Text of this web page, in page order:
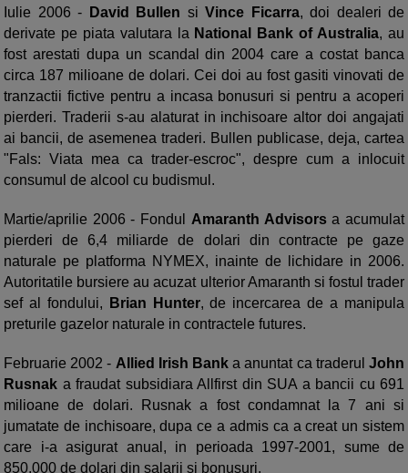
Iulie 2006 - David Bullen si Vince Ficarra, doi dealeri de
derivate pe piata valutara la National Bank of Australia, au
fost arestati dupa un scandal din 2004 care a costat banca
circa 187 milioane de dolari. Cei doi au fost gasiti vinovati de
tranzactii fictive pentru a incasa bonusuri si pentru a acoperi
pierderi. Traderii s-au alaturat in inchisoare altor doi angajati
ai bancii, de asemenea traderi. Bullen publicase, deja, cartea
"Fals: Viata mea ca trader-escroc", despre cum a inlocuit
consumul de alcool cu budismul.
Martie/aprilie 2006 - Fondul Amaranth Advisorsa acumulat
pierderi de 6,4 miliarde de dolari din contracte pe gaze
naturale pe platforma NYMEX, inainte de lichidare in 2006.
Autoritatile bursiere au acuzat ulterior Amaranth si fostul trader
sef al fondului,
Brian Hunter, de incercarea de a manipula
preturile gazelor naturale in contractele futures.
Februarie 2002 - Allied Irish Banka anuntat ca traderulJohn
Rusnak a fraudat subsidiara Allfirst din SUA a bancii cu 691
milioane de dolari. Rusnak a fost condamnat la 7 ani si
jumatate de inchisoare, dupa ce a admis ca a creat un sistem
care i-a asigurat anual, in perioada 1997-2001, sume de
850.000 de dolari din salarii si bonusuri.